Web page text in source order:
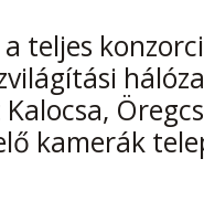
teljes
kamerák